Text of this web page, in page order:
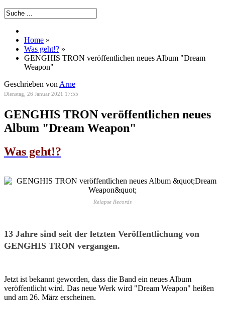
Home »
Was geht!? »
GENGHIS TRON veröffentlichen neues Album "Dream
Weapon"
Geschrieben von Arne
Dienstag, 26 Januar 2021 17:55
GENGHIS TRON veröffentlichen neues
Album "Dream Weapon"
Was geht!?
Relapse Records
13 Jahre sind seit der letzten Veröffentlichung von
GENGHIS TRON vergangen.
Jetzt ist bekannt geworden, dass die Band ein neues Album
veröffentlicht wird. Das neue Werk wird "Dream Weapon" heißen
und am 26. März erscheinen.